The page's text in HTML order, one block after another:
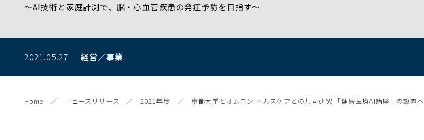
～AI技術と家庭計測で、脳・心血管疾患の発症予防を目指す～
2021.05.27 経営／事業
Home ニュースリリース 2021年度 京都大学とオムロン ヘルスケアとの共同研究 「健康医療AI講座」の設置へ